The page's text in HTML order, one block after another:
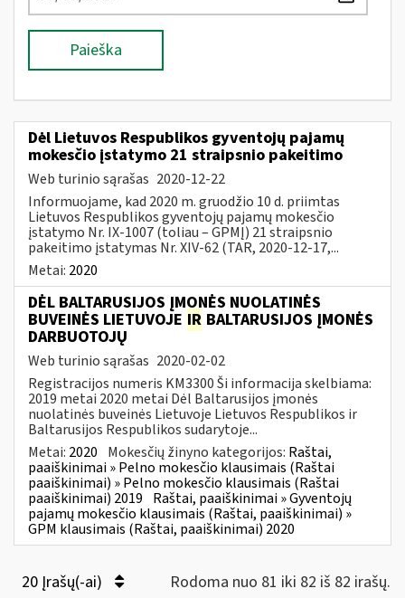
Paieška
Dėl Lietuvos Respublikos gyventojų pajamų
mokesčio įstatymo 21 straipsnio pakeitimo
Web turinio sąrašas 2020-12-22
Informuojame, kad 2020 m. gruodžio 10 d. priimtas
Lietuvos Respublikos gyventojų pajamų mokesčio
įstatymo Nr. IX-1007 (toliau – GPMĮ) 21 straipsnio
pakeitimo įstatymas Nr. XIV-62 (TAR, 2020-12-17,...
Metai: 2020
DĖL BALTARUSIJOS ĮMONĖS NUOLATINĖS
BUVEINĖS LIETUVOJE IR BALTARUSIJOS ĮMONĖS
DARBUOTOJŲ
Web turinio sąrašas 2020-02-02
Registracijos numeris KM3300 Ši informacija skelbiama:
2019 metai 2020 metai Dėl Baltarusijos įmonės
nuolatinės buveinės Lietuvoje Lietuvos Respublikos ir
Baltarusijos Respublikos sudarytoje...
Metai: 2020 Mokesčių žinyno kategorijos: Raštai,
paaiškinimai » Pelno mokesčio klausimais (Raštai
paaiškinimai) » Pelno mokesčio klausimais (Raštai
paaiškinimai) 2019 Raštai, paaiškinimai » Gyventojų
pajamų mokesčio klausimais (Raštai, paaiškinimai) »
GPM klausimais (Raštai, paaiškinimai) 2020
20 Įrašų(-ai) Rodoma nuo 81 iki 82 iš 82 irašų.